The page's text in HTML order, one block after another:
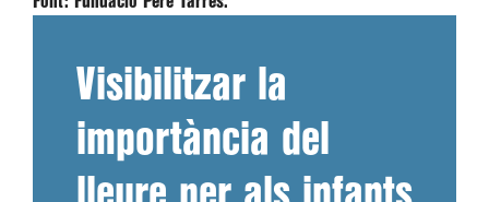
Visibilitzar la
importància del